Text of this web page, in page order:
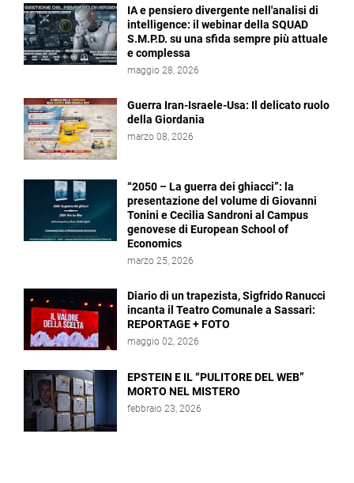
IA e pensiero divergente nell'analisi di
intelligence: il webinar della SQUAD
S.M.P.D. su una sfida sempre più attuale
e complessa
maggio 28, 2026
Guerra Iran-Israele-Usa: Il delicato ruolo
della Giordania
marzo 08, 2026
“2050 – La guerra dei ghiacci”: la
presentazione del volume di Giovanni
Tonini e Cecilia Sandroni al Campus
genovese di European School of
Economics
marzo 25, 2026
Diario di un trapezista, Sigfrido Ranucci
incanta il Teatro Comunale a Sassari:
REPORTAGE + FOTO
maggio 02, 2026
EPSTEIN E IL “PULITORE DEL WEB”
MORTO NEL MISTERO
febbraio 23, 2026